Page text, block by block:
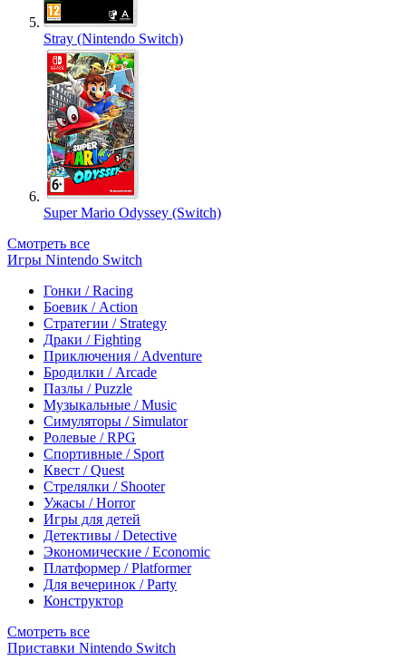
Stray (Nintendo Switch)
Super Mario Odyssey (Switch)
Смотреть все
Игры Nintendo Switch
Гонки / Racing
Боевик / Action
Стратегии / Strategy
Драки / Fighting
Приключения / Adventure
Бродилки / Arcade
Пазлы / Puzzle
Музыкальные / Music
Симуляторы / Simulator
Ролевые / RPG
Спортивные / Sport
Квест / Quest
Стрелялки / Shooter
Ужасы / Horror
Игры для детей
Детективы / Detective
Экономические / Economic
Платформер / Platformer
Для вечеринок / Party
Конструктор
Смотреть все
Приставки Nintendo Switch